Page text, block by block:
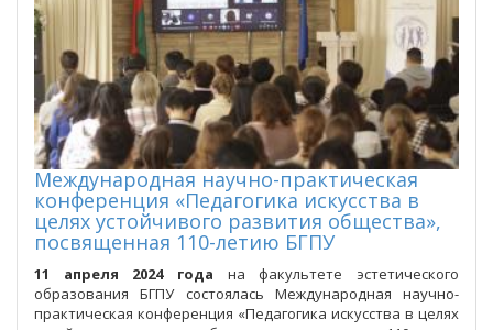
Международная научно-практическая
конференция «Педагогика искусства в
целях устойчивого развития общества»,
посвященная 110-летию БГПУ
11 апреля 2024 года на факультете эстетического
образования БГПУ состоялась Международная научно-
практическая конференция «Педагогика искусства в целях